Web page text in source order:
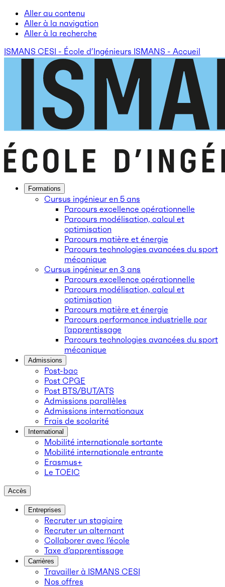
Aller au contenu
Aller à la navigation
Aller à la recherche
ISMANS CESI - École d’Ingénieurs ISMANS - Accueil
Formations
Cursus ingénieur en 5 ans
Parcours excellence opérationnelle
Parcours modélisation, calcul et
optimisation
Parcours matière et énergie
Parcours technologies avancées du sport
mécanique
Cursus ingénieur en 3 ans
Parcours excellence opérationnelle
Parcours modélisation, calcul et
optimisation
Parcours matière et énergie
Parcours performance industrielle par
l'apprentissage
Parcours technologies avancées du sport
mécanique
Admissions
Post-bac
Post CPGE
Post BTS/BUT/ATS
Admissions parallèles
Admissions internationaux
Frais de scolarité
International
Mobilité internationale sortante
Mobilité internationale entrante
Erasmus+
Le TOEIC
Accès
Entreprises
Recruter un stagiaire
Recruter un alternant
Collaborer avec l’école
Taxe d’apprentissage
Carrières
Travailler à ISMANS CESI
Nos offres